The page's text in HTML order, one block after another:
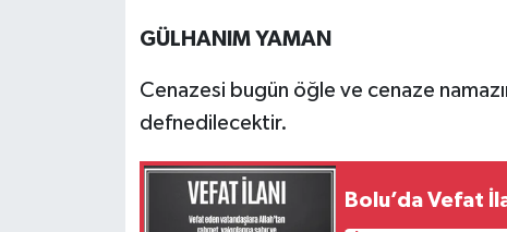
GÜLHANIM YAMAN
Cenazesi bugün öğle ve cenaze
defnedilecektir.
Bolu’da Vefat